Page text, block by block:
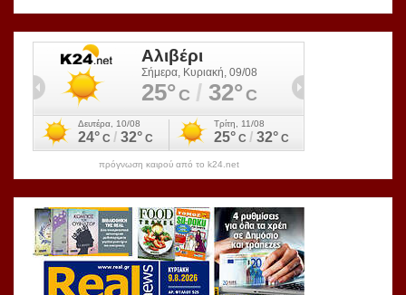
πρόγνωση καιρού από το k24.net